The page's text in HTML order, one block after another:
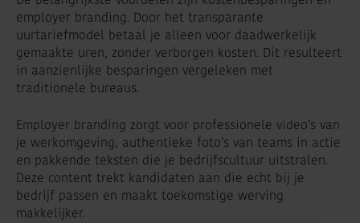
employer branding. Door het transparante
uurtariefmodel betaal je alleen voor daadwerkelijk
gemaakte uren, zonder verborgen kosten. Dit resulteert
in aanzienlijke besparingen vergeleken met
traditionele bureaus.
Employer branding zorgt voor professionele video’s van
je werkomgeving, authentieke foto’s van teams in actie
en pakkende teksten die je bedrijfscultuur uitstralen.
Deze content trekt kandidaten aan die echt bij je
bedrijf passen en maakt toekomstige werving
makkelijker.